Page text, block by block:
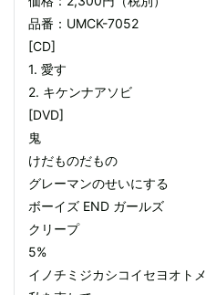
品番：UMCK-7052
[CD]
1. 愛す
2. キケンナアソビ
[DVD]
⻤
けだものだもの
グレーマンのせいにする
ボーイズ END ガールズ
クリープ
5%
イノチミジカシコイセヨオトメ